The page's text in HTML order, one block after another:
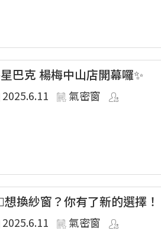
巴克 楊梅中山店開幕囉✨
2025.6.11
氣密窗
想換紗窗？你有了新的選擇！
2025.6.11
氣密窗